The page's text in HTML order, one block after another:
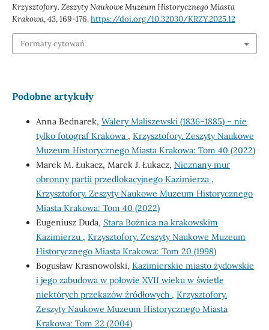
Krzysztofory. Zeszyty Naukowe Muzeum Historycznego Miasta
Krakowa,43, 169-176.https://doi.org/10.32030/KRZY.2025.12
Formaty cytowań
Podobne artykuły
Anna Bednarek, Walery Maliszewski (1836–1885) – nie
tylko fotograf Krakowa , Krzysztofory. Zeszyty Naukowe
Muzeum Historycznego Miasta Krakowa: Tom 40 (2022)
Marek M. Łukacz, Marek J. Łukacz, Nieznany mur
obronny partii przedlokacyjnego Kazimierza ,
Krzysztofory. Zeszyty Naukowe Muzeum Historycznego
Miasta Krakowa: Tom 40 (2022)
Eugeniusz Duda, Stara Bożnica na krakowskim
Kazimierzu , Krzysztofory. Zeszyty Naukowe Muzeum
Historycznego Miasta Krakowa: Tom 20 (1998)
Bogusław Krasnowolski, Kazimierskie miasto żydowskie
i jego zabudowa w połowie XVII wieku w świetle
niektórych przekazów źródłowych , Krzysztofory.
Zeszyty Naukowe Muzeum Historycznego Miasta
Krakowa: Tom 22 (2004)